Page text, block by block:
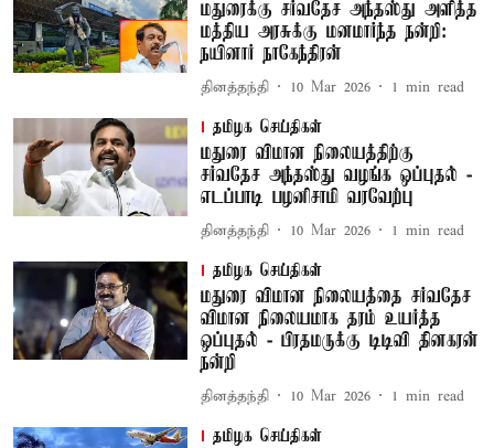
மதுரைக்கு சர்வதேச அந்தஸ்து அளித்த
மத்திய அரசுக்கு மனமார்ந்த நன்றி:
நயினார் நாகேந்திரன்
தினத்தந்தி 10 Mar 2026 1 min read
தமிழக செய்திகள்
மதுரை விமான நிலையத்திற்கு
சர்வதேச அந்தஸ்து வழங்க ஒப்புதல் -
எடப்பாடி பழனிசாமி வரவேற்பு
தினத்தந்தி 10 Mar 2026 1 min read
தமிழக செய்திகள்
மதுரை விமான நிலையத்தை சர்வதேச
விமான நிலையமாக தரம் உயர்த்த
ஒப்புதல் - பிரதமருக்கு டிடிவி தினகரன்
நன்றி
தினத்தந்தி 10 Mar 2026 1 min read
தமிழக செய்திகள்